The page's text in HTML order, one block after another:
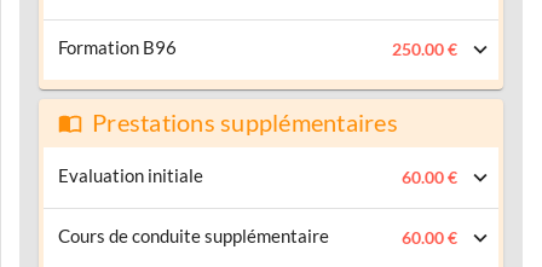
Formation B96 250.00 €
Prestations supplémentaires
Evaluation initiale 60.00 €
Cours de conduite supplémentaire 60.00 €